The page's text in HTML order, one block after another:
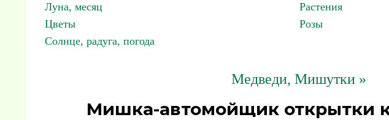
Луна, месяц
Растения
Цветы
Розы
Солнце, радуга, погода
Медведи, Мишутки »
Мишка-автомойщик открытки